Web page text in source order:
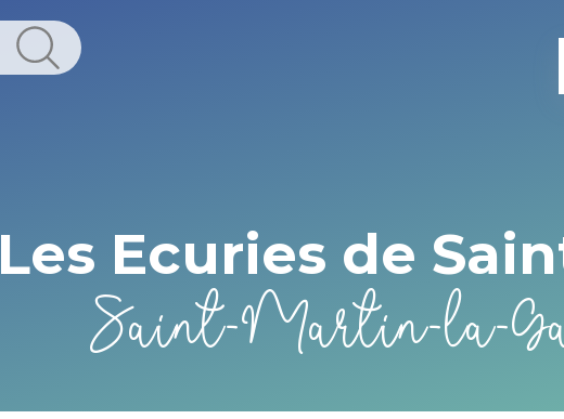
Les Ecuries de
Saint-Martin-la-